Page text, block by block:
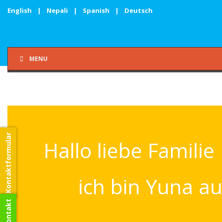
English | Nepali | Spanish | Deutsch
MENU
Hallo liebe
ich bin Yuna
Kontaktformular